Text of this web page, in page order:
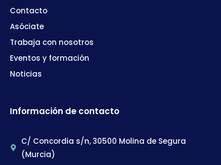
Contacto
Asóciate
Trabaja con nosotros
Eventos y formación
Noticias
Información de contacto
C/ Concordia s/n, 30500 Molina de Segura
(Murcia)